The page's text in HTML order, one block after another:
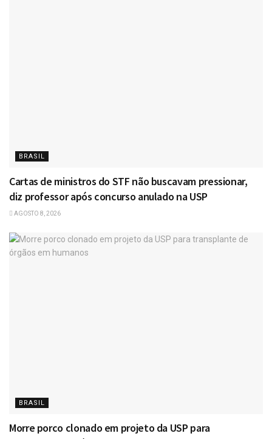
BRASIL
Cartas de ministros do STF não buscavam pressionar,
diz professor após concurso anulado na USP
AGOSTO 8, 2026
BRASIL
Morre porco clonado em projeto da USP para